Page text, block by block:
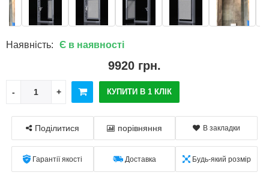
Наявність: Є в наявності
9920 грн.
КУПИТИ В 1 КЛІК
Поділитися порівняння В закладки
Гарантії якості Доставка Будь-який розмір